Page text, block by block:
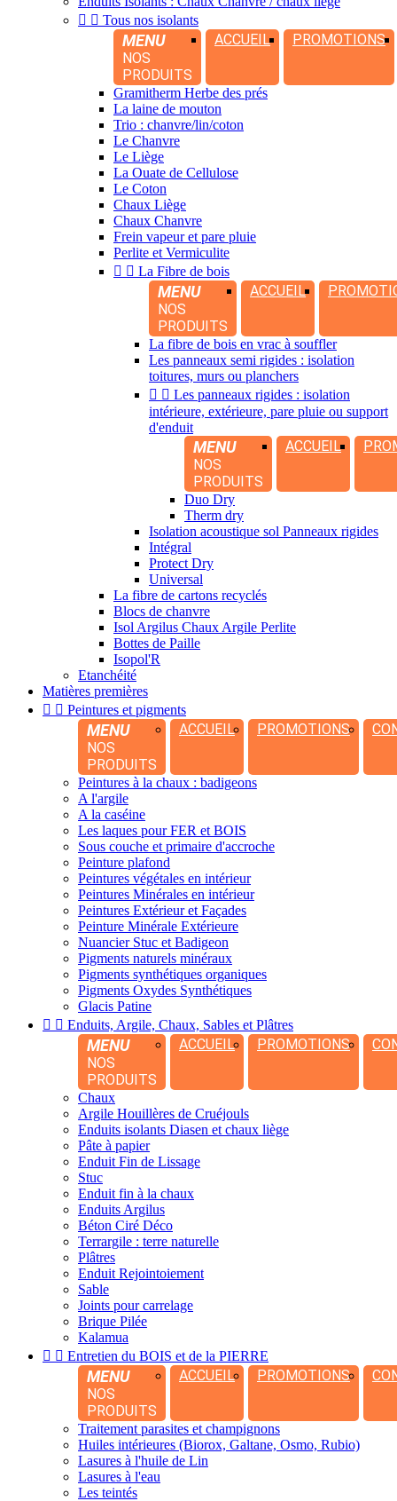
  Tous nos isolants
MENU
NOS
PRODUITS
ACCUEIL PROMOTIONS
Gramitherm Herbe des prés
La laine de mouton
Trio : chanvre/lin/coton
Le Chanvre
Le Liège
La Ouate de Cellulose
Le Coton
Chaux Liège
Chaux Chanvre
Frein vapeur et pare pluie
Perlite et Vermiculite
  La Fibre de bois
MENU
NOS
PRODUITS
ACCUEIL
La fibre de bois en vrac à souffler
Les panneaux semi rigides : isolation
toitures, murs ou planchers
  Les panneaux rigides : isolation
intérieure, extérieure, pare pluie ou support
d'enduit
MENU
NOS
PRODUITS
ACCUEIL
Duo Dry
Therm dry
Isolation acoustique sol Panneaux rigides
Intégral
Protect Dry
Universal
La fibre de cartons recyclés
Blocs de chanvre
Isol Argilus Chaux Argile Perlite
Bottes de Paille
Isopol'R
Etanchéité
Matières premières
  Peintures et pigments
MENU
NOS
PRODUITS
ACCUEIL PROMOTIONS
Peintures à la chaux : badigeons
A l'argile
A la caséine
Les laques pour FER et BOIS
Sous couche et primaire d'accroche
Peinture plafond
Peintures végétales en intérieur
Peintures Minérales en intérieur
Peintures Extérieur et Façades
Peinture Minérale Extérieure
Nuancier Stuc et Badigeon
Pigments naturels minéraux
Pigments synthétiques organiques
Pigments Oxydes Synthétiques
Glacis Patine
  Enduits, Argile, Chaux, Sables et Plâtres
MENU
NOS
PRODUITS
ACCUEIL PROMOTIONS
Chaux
Argile Houillères de Cruéjouls
Enduits isolants Diasen et chaux liège
Pâte à papier
Enduit Fin de Lissage
Stuc
Enduit fin à la chaux
Enduits Argilus
Béton Ciré Déco
Terrargile : terre naturelle
Plâtres
Enduit Rejointoiement
Sable
Joints pour carrelage
Brique Pilée
Kalamua
  Entretien du BOIS et de la PIERRE
MENU
NOS
PRODUITS
ACCUEIL PROMOTIONS
Traitement parasites et champignons
Huiles intérieures (Biorox, Galtane, Osmo, Rubio)
Lasures à l'huile de Lin
Lasures à l'eau
Les teintés